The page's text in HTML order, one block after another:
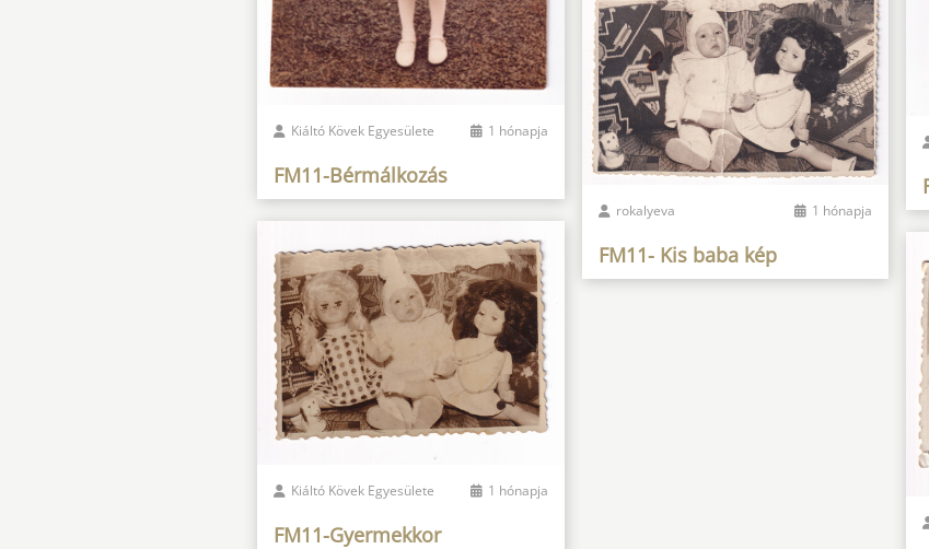
Kiáltó Kövek Egyesülete 1 hónapja
FM11-Bérmálkozás
Kiáltó Kövek Egyesülete 1 hónapja
FM11-Gyermekkor
rokalyeva 1 hónapja
FM11- Kis baba kép